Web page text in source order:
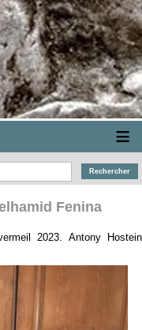
≡
Fenina
2023. Antony Hostein